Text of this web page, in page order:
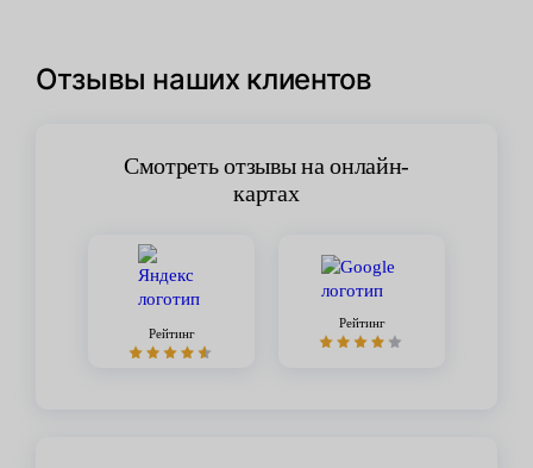
Отзывы наших клиентов
Смотреть отзывы на онлайн-
картах
Рейтинг
Рейтинг